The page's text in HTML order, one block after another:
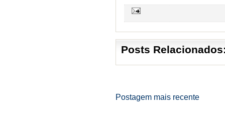
Posts
Postagem mais recente